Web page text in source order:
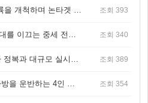
아키에이지 크로니클 – 원대륙을 개척하며 논타겟 전투를 즐기는 오픈월드 MMORPG 조회 393
다이노로드 – 인간과 공룡 군대를 이끄는 중세 전략 액션 RPG 조회 340
토탈워: 워해머 40,000 – 은하 정복과 대규모 실시간 전투가 결합된 전략 게임! 조회 389
셰이디 잡 – 살아 움직이는 가방을 운반하는 4인 협동 물리 어드벤처 게임 조회 354